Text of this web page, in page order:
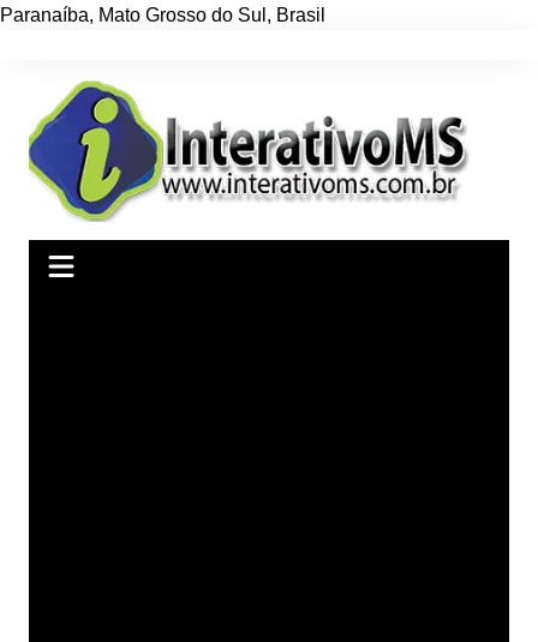
Paranaíba, Mato Grosso do Sul , Brasil
conteúdo